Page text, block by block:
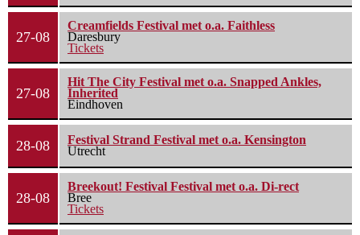
27-08
Creamfields Festival met o.a. Faithless
Daresbury
Tickets
27-08
Hit The City Festival met o.a. Snapped Ankles,
Inherited
Eindhoven
28-08
Festival Strand Festival met o.a. Kensington
Utrecht
28-08
Breekout! Festival Festival met o.a. Di-rect
Bree
Tickets